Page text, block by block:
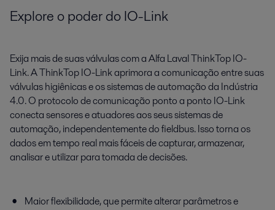
Explore o poder do IO-Link
Exija mais de suas válvulas com a Alfa Laval ThinkTop IO-
Link. A ThinkTop IO-Link aprimora a comunicação entre suas
válvulas higiênicas e os sistemas de automação da Indústria
4.0. O protocolo de comunicação ponto a ponto IO-Link
conecta sensores e atuadores aos seus sistemas de
automação, independentemente do fieldbus. Isso torna os
dados em tempo real mais fáceis de capturar, armazenar,
analisar e utilizar para tomada de decisões.
Maior flexibilidade, que permite alterar parâmetros e